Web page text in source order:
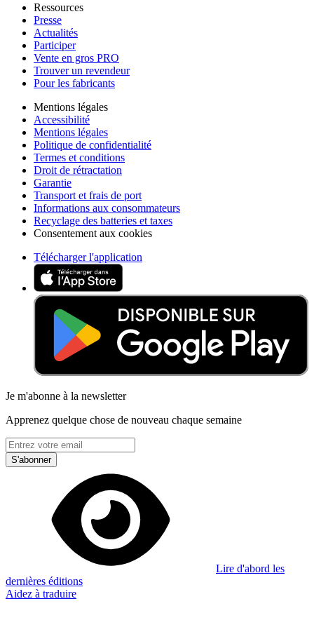
Ressources
Presse
Actualités
Participer
Vente en gros PRO
Trouver un revendeur
Pour les fabricants
Mentions légales
Accessibilité
Mentions légales
Politique de confidentialité
Termes et conditions
Droit de rétractation
Garantie
Transport et frais de port
Informations aux consommateurs
Recyclage des batteries et taxes
Consentement aux cookies
Télécharger l'application
Je m'abonne à la newsletter
Apprenez quelque chose de nouveau chaque semaine
S'abonner
Lire d'abord les
dernières éditions
Aidez à traduire